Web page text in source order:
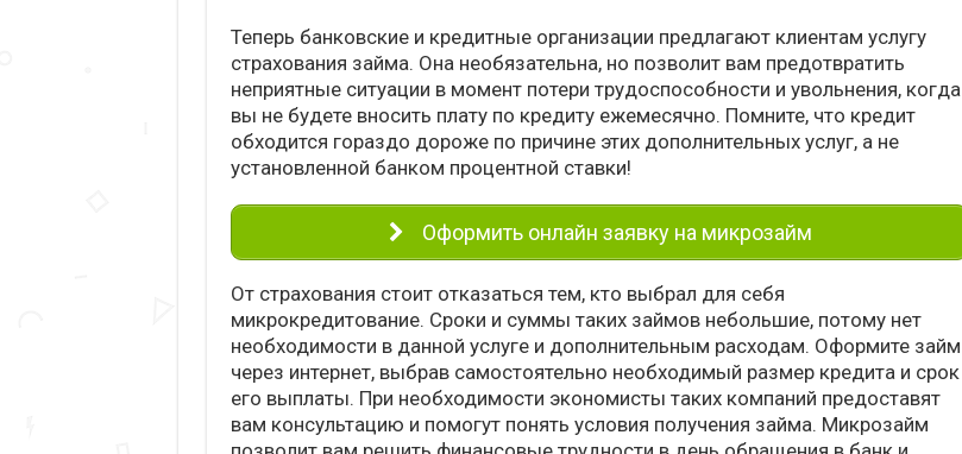
Теперь банковские и кредитные организации предлагают клиентам услугу
страхования займа. Она необязательна, но позволит вам предотвратить
неприятные ситуации в момент потери трудоспособности и увольнения, когда
вы не будете вносить плату по кредиту ежемесячно. Помните, что кредит
обходится гораздо дороже по причине этих дополнительных услуг, а не
установленной банком процентной ставки!
Оформить онлайн заявку на микрозайм
От страхования стоит отказаться тем, кто выбрал для себя
микрокредитование. Сроки и суммы таких займов небольшие, потому нет
необходимости в данной услуге и дополнительным расходам. Оформите займ
через интернет, выбрав самостоятельно необходимый размер кредита и срок
его выплаты. При необходимости экономисты таких компаний предоставят
вам консультацию и помогут понять условия получения займа. Микрозайм